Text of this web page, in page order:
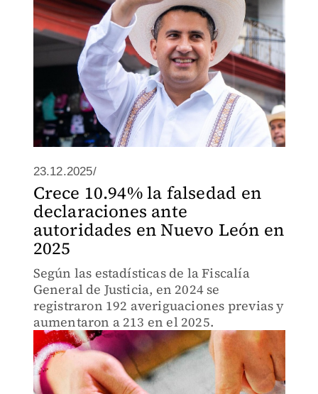
23.12.2025/
Crece 10.94% la falsedad en
declaraciones ante
autoridades en Nuevo León en
2025
Según las estadísticas de la Fiscalía
General de Justicia, en 2024 se
registraron 192 averiguaciones previas y
aumentaron a 213 en el 2025.